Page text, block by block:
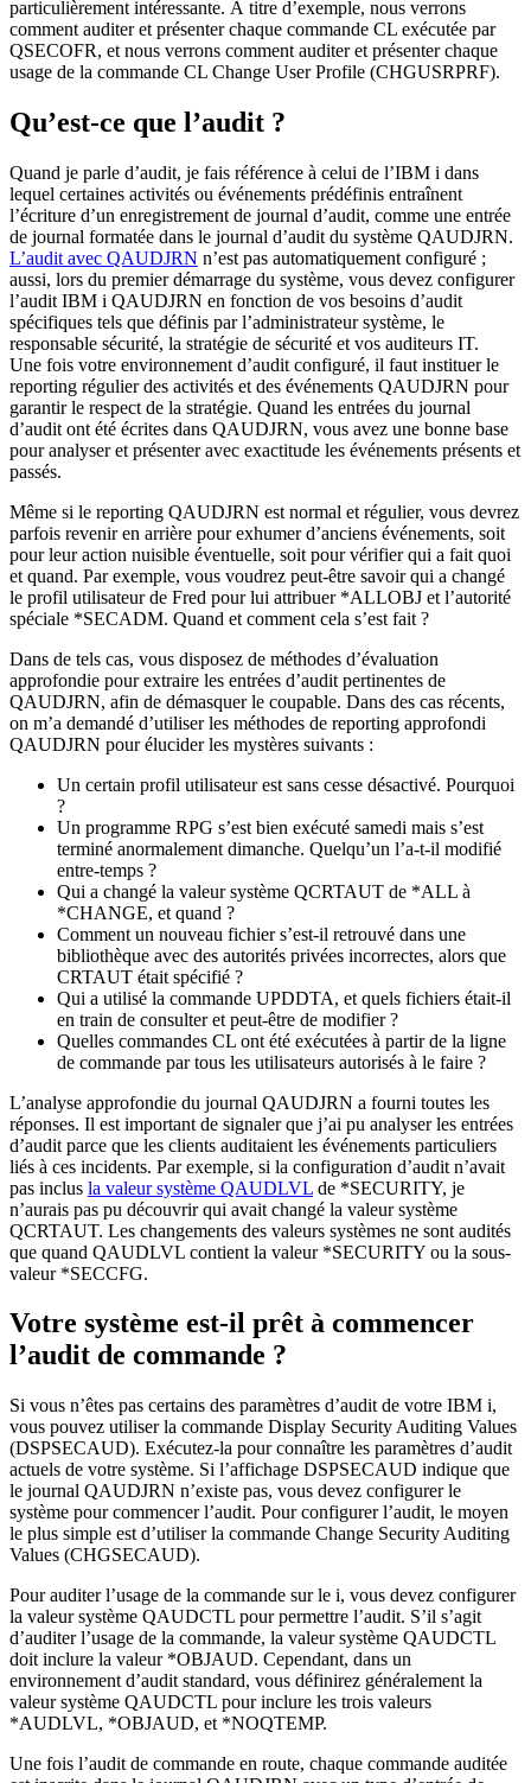
particulièrement intéressante. À titre d’exemple, nous verrons
comment auditer et présenter chaque commande CL exécutée par
QSECOFR, et nous verrons comment auditer et présenter chaque
usage de la commande CL Change User Profile (CHGUSRPRF).
Qu’est-ce que l’audit ?
Quand je parle d’audit, je fais référence à celui de l’IBM i dans
lequel certaines activités ou événements prédéfinis entraînent
l’écriture d’un enregistrement de journal d’audit, comme une entrée
de journal formatée dans le journal d’audit du système QAUDJRN.
L’audit avec QAUDJRN n’est pas automatiquement configuré ;
aussi, lors du premier démarrage du système, vous devez configurer
l’audit IBM i QAUDJRN en fonction de vos besoins d’audit
spécifiques tels que définis par l’administrateur système, le
responsable sécurité, la stratégie de sécurité et vos auditeurs IT.
Une fois votre environnement d’audit configuré, il faut instituer le
reporting régulier des activités et des événements QAUDJRN pour
garantir le respect de la stratégie. Quand les entrées du journal
d’audit ont été écrites dans QAUDJRN, vous avez une bonne base
pour analyser et présenter avec exactitude les événements présents et
passés.
Même si le reporting QAUDJRN est normal et régulier, vous devrez
parfois revenir en arrière pour exhumer d’anciens événements, soit
pour leur action nuisible éventuelle, soit pour vérifier qui a fait quoi
et quand. Par exemple, vous voudrez peut-être savoir qui a changé
le profil utilisateur de Fred pour lui attribuer *ALLOBJ et l’autorité
spéciale *SECADM. Quand et comment cela s’est fait ?
Dans de tels cas, vous disposez de méthodes d’évaluation
approfondie pour extraire les entrées d’audit pertinentes de
QAUDJRN, afin de démasquer le coupable. Dans des cas récents,
on m’a demandé d’utiliser les méthodes de reporting approfondi
QAUDJRN pour élucider les mystères suivants :
Un certain profil utilisateur est sans cesse désactivé. Pourquoi
?
Un programme RPG s’est bien exécuté samedi mais s’est
terminé anormalement dimanche. Quelqu’un l’a-t-il modifié
entre-temps ?
Qui a changé la valeur système QCRTAUT de *ALL à
*CHANGE, et quand ?
Comment un nouveau fichier s’est-il retrouvé dans une
bibliothèque avec des autorités privées incorrectes, alors que
CRTAUT était spécifié ?
Qui a utilisé la commande UPDDTA, et quels fichiers était-il
en train de consulter et peut-être de modifier ?
Quelles commandes CL ont été exécutées à partir de la ligne
de commande par tous les utilisateurs autorisés à le faire ?
L’analyse approfondie du journal QAUDJRN a fourni toutes les
réponses. Il est important de signaler que j’ai pu analyser les entrées
d’audit parce que les clients auditaient les événements particuliers
liés à ces incidents. Par exemple, si la configuration d’audit n’avait
pas inclus la valeur système QAUDLVL de *SECURITY, je
n’aurais pas pu découvrir qui avait changé la valeur système
QCRTAUT. Les changements des valeurs systèmes ne sont audités
que quand QAUDLVL contient la valeur *SECURITY ou la sous-
valeur *SECCFG.
Votre système est-il prêt à commencer
l’audit de commande ?
Si vous n’êtes pas certains des paramètres d’audit de votre IBM i,
vous pouvez utiliser la commande Display Security Auditing Values
(DSPSECAUD). Exécutez-la pour connaître les paramètres d’audit
actuels de votre système. Si l’affichage DSPSECAUD indique que
le journal QAUDJRN n’existe pas, vous devez configurer le
système pour commencer l’audit. Pour configurer l’audit, le moyen
le plus simple est d’utiliser la commande Change Security Auditing
Values (CHGSECAUD).
Pour auditer l’usage de la commande sur le i, vous devez configurer
la valeur système QAUDCTL pour permettre l’audit. S’il s’agit
d’auditer l’usage de la commande, la valeur système QAUDCTL
doit inclure la valeur *OBJAUD. Cependant, dans un
environnement d’audit standard, vous définirez généralement la
valeur système QAUDCTL pour inclure les trois valeurs
*AUDLVL, *OBJAUD, et *NOQTEMP.
Une fois l’audit de commande en route, chaque commande auditée